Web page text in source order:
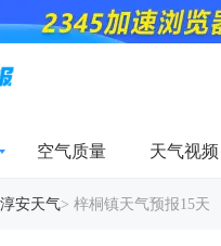
空气质量 天气视频
淳安天气> 梓桐镇天气预报15天